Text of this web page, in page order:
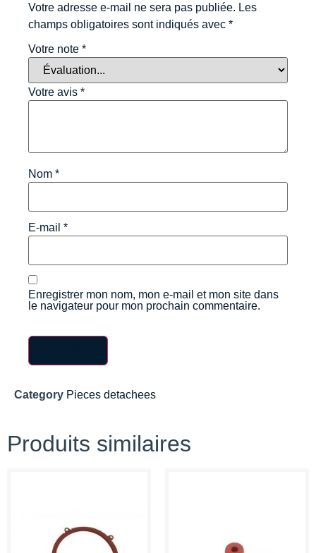
Votre adresse e-mail ne sera pas publiée. Les
champs obligatoires sont indiqués avec *
Votre note *
Votre avis *
Nom *
E-mail *
Enregistrer mon nom, mon e-mail et mon site dans
le navigateur pour mon prochain commentaire.
Category Pieces detachees
Produits similaires